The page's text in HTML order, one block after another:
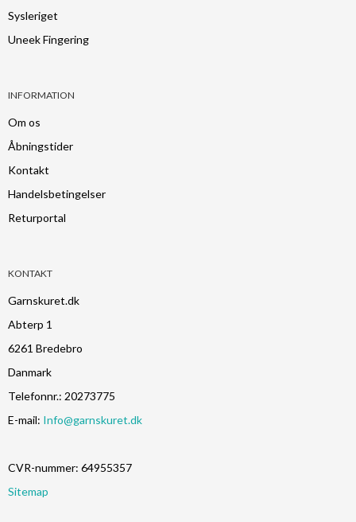
Sysleriget
Uneek Fingering
INFORMATION
Om os
Åbningstider
Kontakt
Handelsbetingelser
Returportal
KONTAKT
Garnskuret.dk
Abterp 1
6261 Bredebro
Danmark
Telefonnr.: 20273775
E-mail: Info@garnskuret.dk
CVR-nummer: 64955357
Sitemap